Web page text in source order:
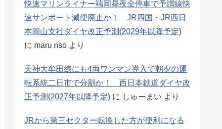
快速マリンライナー端岡昼夜全停車で予讃線快
速サンポート減便廃止か！ JR四国・JR西日
本岡山支社ダイヤ改正予測(2029年以降予定)
に maru nso より
天神大牟田線にも4両ワンマン導入で朝夕の運
転系統二日市で分割か！ 西日本鉄道ダイヤ改
正予測(2027年以降予定) に しゅーまい より
JRから第三セクター転換した方が便利になる